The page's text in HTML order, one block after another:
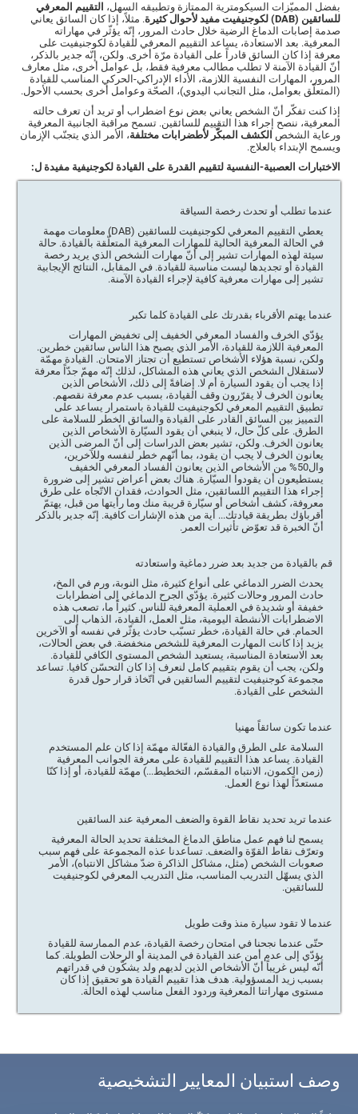
بفضل المميّزات السيكومترية الممتازة وتطبيقه السهل، التقييم المعرفي
للسائقين (DAB) لكوجنيفيت مفيد لأحوال كثيرة
. مثلاً، إذا كان السائق يعاني
صدمة إصابات الدماغ الرضية خلال حادث المرور، إنّه يؤثّر في مهاراته
المعرفية. بعد الاستعادة، يساعد التقييم المعرفي للقيادة لكوجنيفيت على
معرفة إذا كان السائق قادراً على القيادة مرّة أخرى. ولكن، إنّه جدير بالذكر،
أنّ القيادة الآمنة لا تطلب مطالب معرفية فقط، بل عوامل أخرى، مثل معارف
المرور، المهارات النفسية اللازمة، الأداء الإدراكي-الحركي المناسب للقيادة
(المتعلّق بعوامل، مثل التجانب اليدوي)، الصحّة وعوامل أخرى بحسب الأحول.
إذا كنت تفكّر أنّ الشخص يعاني بعض نوع اضطراب أو تريد أن تعرف حالته
المعرفية، ننصح إجراء هذا التقييم للسائقين. تسمح مراقبة الجانبية المعرفية
ورعاية الشخص الكشف المبكّر لأطضرابات مختلفة، الأمر الذي يتجنّب الإزمان
ويسمح الإبتداء بالعلاج.
الاختبارات العصبية-النفسية لتقييم القدرة على القيادة لكوجنيفية مفيدة ل:
عندما تطلب أو تحدث رخصة السياقة
يعطي التقييم المعرفي لكوجنيفيت للسائقين (DAB) معلومات مهمة
في الحالة المعرفية الحالية للمهارات المعرفية المتعلّقة بالقيادة. حالة
سيئة لهذه المهارات تشير إلى أنّ مهارات الشخص الذي يريد رخصة
القيادة أو تجديدها ليست مناسبة للقيادة. في المقابل، النتائج الإيجابية
تشير إلى مهارات معرفية كافية لإجراء القيادة الآمنة.
عندما يهتم الأقرباء بقدرتك على القيادة كلما تكبر
يؤدّي الخرف والفساد المعرفي الخفيف إلى تخفيض المهارات
المعرفية اللازمة للقيادة، الأمر الذي يصبح هذا الناس سائقين خطرين.
ولكن، نسبة هؤلاء الأشخاص تستطيع أن تجتاز الامتحان. القيادة مهمّة
لاستقلال الشخص الذي يعاني هذه المشاكل، لذلك إنّه مهمّ جدّاً معرفة
إذا يجب أن يقود السيارة أم لا. إضافةً إلى ذلك، الأشخاص الذين
يعانون الخرف لا يقرّرون وقف القيادة، بسبب عدم معرفة نقصهم.
تطبيق التقييم المعرفي لكوجنيفيت للقيادة باستمرار يساعد على
التمييز بين السائق القادر على القيادة والسائق الخطر للسلامة على
الطرق. على كلّ حال، لا ينبغي أن يقود السيّارة الأشخاص الذين
يعانون الخرف. ولكن، تشير بعض الدراسات إلى أنّ المرضى الذين
يعانون الخرف لا يجب أن يقود، بما أنّهم خطر لنفسه وللآخرين،
وال50% من الأشخاص الذين يعانون الفساد المعرفي الخفيف
يستطيعون أن يقودوا السيّارة. هناك بعض أعراض تشير إلى ضرورة
إجراء هذا التقييم اللسائقين، مثل الحوادث، فقدان الاتّجاه على طرق
معروفة، كشف أشخاص أو سيّارة قريبة منك وما رأيتها من قبل، يهتمّ
أقرباؤك بطريقة قيادتك... أية من هذه الإشارات كافية. إنّه جدير بالذكر
أنّ الخبرة قد تعوّض تأثيرات العمر.
قم بالقيادة من جديد بعد ضرر دماغية واستعادته
يحدث الضرر الدماغي على أنواع كثيرة، مثل النوبة، ورم في المخ،
حادث المرور وحالات كثيرة. يؤدّي الجرح الدماغي إلى اضطرابات
خفيفة أو شديدة في العملية المعرفية للناس. كثيراً ما، تصعب هذه
الاضطرابات الأنشطة اليومية، مثل العمل، القيادة، الذهاب إلى
الحمام. في حالة القيادة، خطر تسبّب حادث يؤثّر في نفسه أو الآخرين
يزيد إذا كانت المهارت المعرفية للشخص منخفضة. في بعض الحالات،
بعد الاستعادة المناسبة، يستعيد الشخص المستوى الكافي للقيادة.
ولكن، يجب أن يقوم بتقييم كامل لنعرف إذا كان التحسّن كافيا. تساعد
مجموعة كوجنيفيت لتقييم السائقين في اتّخاذ قرار حول قدرة
الشخص على القيادة.
عندما تكون سائقاً مهنيا
السلامة على الطرق والقيادة الفعّالة مهمّة إذا كان علم المستخدم
القيادة. يساعد هذا التقييم للقيادة على معرفة الجوانب المعرفية
(زمن الكمون، الانتباه المقسّم، التخطيط...) مهمّة للقيادة، أو إذا كنّا
مستعدّاً لهذا نوع العمل.
عندما تريد تحديد نقاط القوة والضعف المعرفية عند السائقين
يسمح لنا فهم عمل مناطق الدماغ المختلفة تحديد الحالة المعرفية
وتعرّف نقاط القوّة والضعف. تساعدنا عذه المجموعة على فهم سبب
صعوبات الشخص (مثل، مشاكل الذاكرة ضدّ مشاكل الانتباه)، الأمر
الذي يسهّل التدريب المناسب، مثل التدريب المعرفي لكوجنيفيت
للسائقين.
عندما لا تقود سيارة منذ وقت طويل
حتّى عندما نجحنا في امتحان رخصة القيادة، عدم الممارسة للقيادة
يؤدّي إلى عدم أمن عند القيادة في المدينة أو الرحلات الطويلة. كما
أنّه ليس غريباً أنّ الأشخاص الذين لديهم ولد يشكّون في قدراتهم
بسبب زيد المسؤولية. هدف هذا تقييم القيادة هو تحقيق إذا كان
مستوى مهاراتنا المعرفية وردود الفعل مناسب لهذه الحالة.
وصف استبيان المعايير التشخيصية